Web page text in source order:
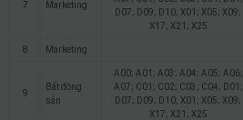
7 Marketing
D07; D09; D10; X01; X05; X09;
X17; X21; X25
8 Marketing
9
Bất động
sản
A00; A01; A03; A04; A05; A06;
A07; C01; C02; C03; C04; D01;
D07; D09; D10; X01; X05; X09;
X17; X21; X25